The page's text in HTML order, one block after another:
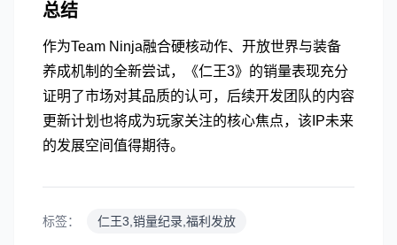
总结
作为Team Ninja融合硬核动作、开放世界与装备
养成机制的全新尝试，《仁王3》的销量表现充分
证明了市场对其品质的认可，后续开发团队的内容
更新计划也将成为玩家关注的核心焦点，该IP未来
的发展空间值得期待。
标签： 仁王3,销量纪录,福利发放